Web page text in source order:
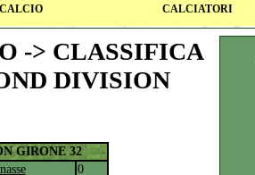
CALCIATORI
-> CLASSIFICA
DIVISION
GIRONE32
0